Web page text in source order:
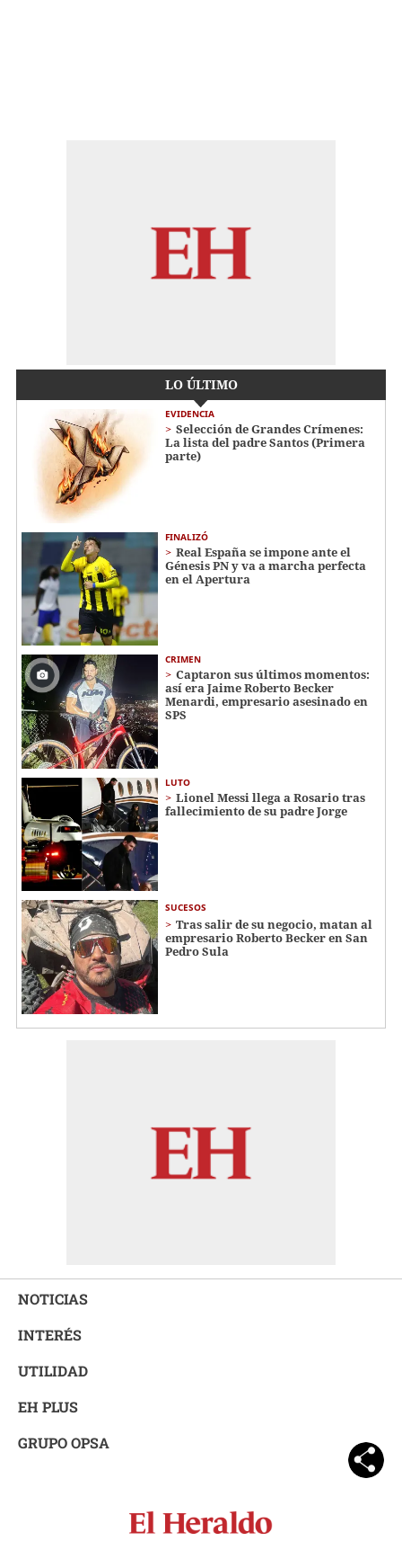
LO ÚLTIMO
EVIDENCIA
Selección de Grandes Crímenes:
La lista del padre Santos (Primera
parte)
FINALIZÓ
Real España se impone ante el
Génesis PN y va a marcha perfecta
en el Apertura
CRIMEN
Captaron sus últimos momentos:
así era Jaime Roberto Becker
Menardi​​​, empresario asesinado en
SPS
LUTO
Lionel Messi llega a Rosario tras
fallecimiento de su padre Jorge
SUCESOS
Tras salir de su negocio, matan al
empresario Roberto Becker en San
Pedro Sula
NOTICIAS
INTERÉS
UTILIDAD
EH PLUS
GRUPO OPSA